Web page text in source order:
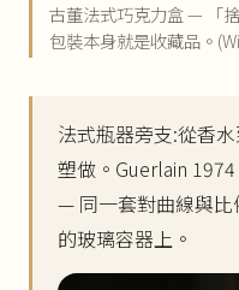
古董法式巧克力盒 — 「
包裝本身就是收藏品。
法式瓶器旁支:從香
塑做。Guerlain
— 同一套對曲線與比
的玻璃容器上。